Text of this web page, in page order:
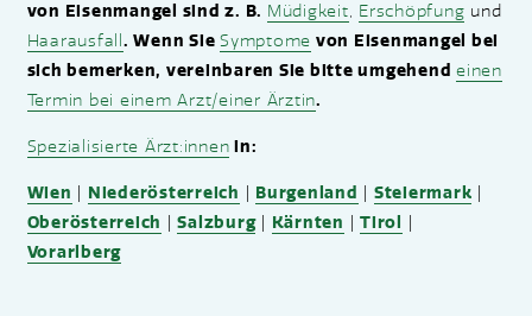
von Eisenmangel sind z. B. Müdigkeit, Erschöpfung und
Haarausfall . Wenn Sie Symptome von Eisenmangel bei
sich bemerken, vereinbaren Sie bitte umgehend einen
Termin bei einem Arzt/einer Ärztin.
Spezialisierte Ärzt:innen in:
Wien Niederösterreich Burgenland Steiermark
Oberösterreich |Salzburg| Kärnten Tirol
Vorarlberg